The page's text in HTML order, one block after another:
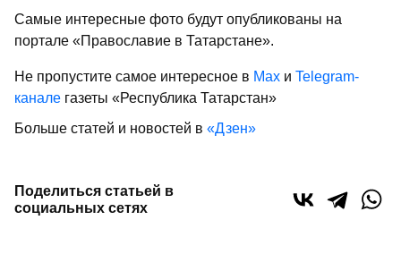
Самые интересные фото будут опубликованы на
портале «Православие в Татарстане».
Не пропустите самое интересное в Max и Telegram-
канале газеты «Республика Татарстан»
Больше статей и новостей в «Дзен»
Поделиться статьей в
социальных сетях